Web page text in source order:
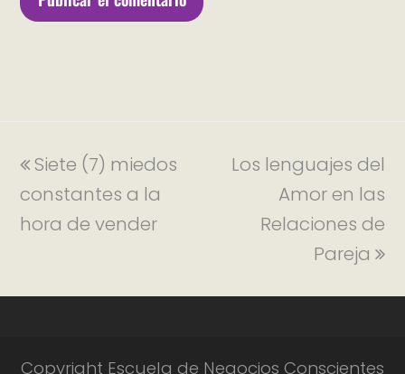
Siete (7) miedos
constantes a la
hora de vender
Los lenguajes del
Amor en las
Relaciones de
Pareja
Copyright Escuela de Negocios Conscientes